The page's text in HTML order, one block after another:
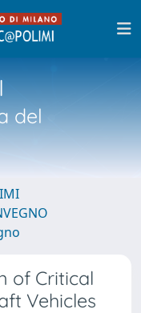
del
of Critical
Vehicles